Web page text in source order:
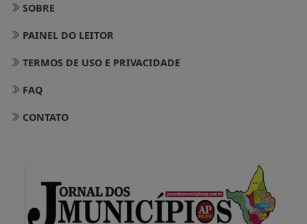
SOBRE
PAINEL DO LEITOR
TERMOS DE USO E PRIVACIDADE
FAQ
CONTATO